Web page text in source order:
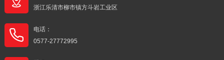
浙江乐清市柳市镇方斗岩工业区
电话：
0577-27772995